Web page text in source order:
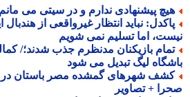
پیشنهادی ندارم و در سیتی می مانم
نباید انتظار غیرواقعی از هندبال
اما تسلیم نمی شویم
بازیکنان مدنظرم جذب شدند؛/
لیگ تبدیل می شود
شهرهای گمشده مصر باستان در
+ تصاویر